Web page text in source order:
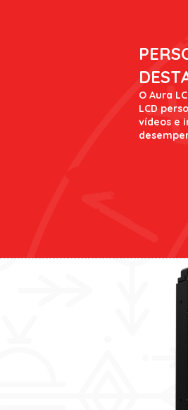
O Aura
LCD
vídeos e